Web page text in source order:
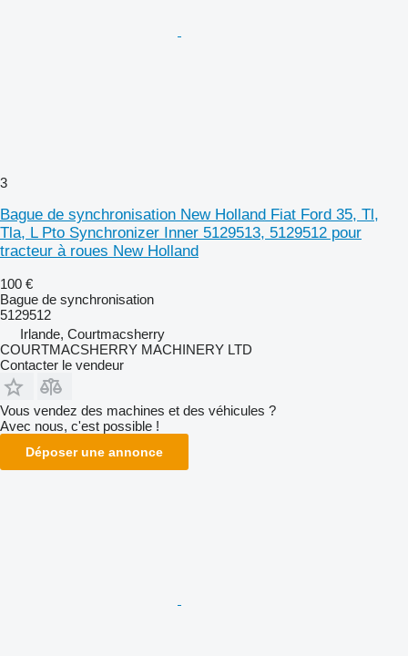
3
Bague de synchronisation New Holland Fiat Ford 35, Tl,
Tla, L Pto Synchronizer Inner 5129513, 5129512 pour
tracteur à roues New Holland
100 €
Bague de synchronisation
5129512
Irlande, Courtmacsherry
COURTMACSHERRY MACHINERY LTD
Contacter le vendeur
Vous vendez des machines et des véhicules ?
Avec nous, c'est possible !
Déposer une annonce